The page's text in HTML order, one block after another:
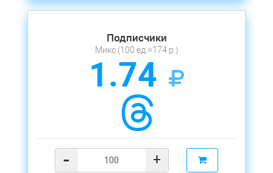
Подписчики
Микс (100 ед.=174 р.)
1.74
- +